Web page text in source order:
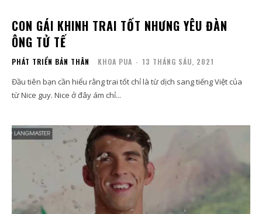
CON GÁI KHINH TRAI TỐT NHƯNG YÊU ĐÀN
ÔNG TỬ TẾ
PHÁT TRIỂN BẢN THÂN KHOA PUA - 13 THÁNG SÁU, 2021
Đầu tiên bạn cần hiểu rằng trai tốt chỉ là từ dịch sang tiếng Việt của
từ Nice guy. Nice ở đây ám chỉ...